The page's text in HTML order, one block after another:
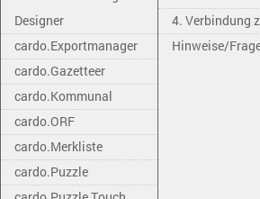
Designer
cardo.Exportmanager
cardo.Gazetteer
cardo.Kommunal
cardo.ORF
cardo.Merkliste
cardo.Puzzle
4. Verbindung
Hinweise/